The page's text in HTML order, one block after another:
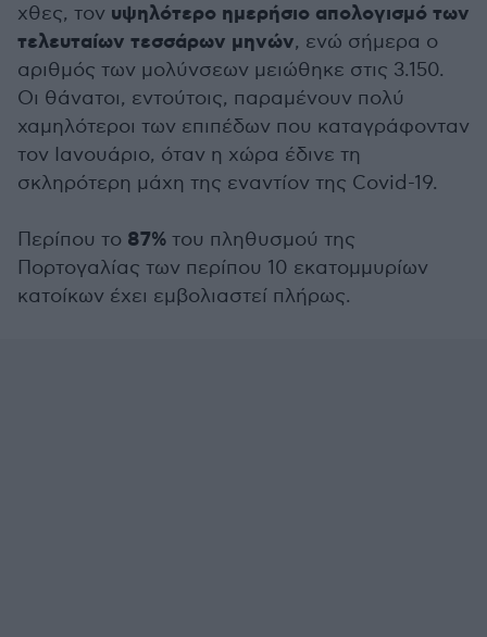
χθες, τον υψηλότερο ημερήσιο απολογισμό των
τελευταίων τεσσάρων μηνών, ενώ σήμερα ο
αριθμός των μολύνσεων μειώθηκε στις 3.150.
Οι θάνατοι, εντούτοις, παραμένουν πολύ
χαμηλότεροι των επιπέδων που καταγράφονταν
τον Ιανουάριο, όταν η χώρα έδινε τη
σκληρότερη μάχη της εναντίον της Covid-19.
Περίπου το 87% του πληθυσμού της
Πορτογαλίας των περίπου 10 εκατομμυρίων
κατοίκων έχει εμβολιαστεί πλήρως.